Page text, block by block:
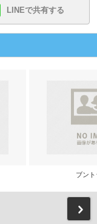
LINEで共有する
ブン